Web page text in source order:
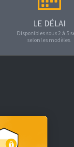
LE DÉLAI
Disponibles sous 2 à 5
selon les modèles.